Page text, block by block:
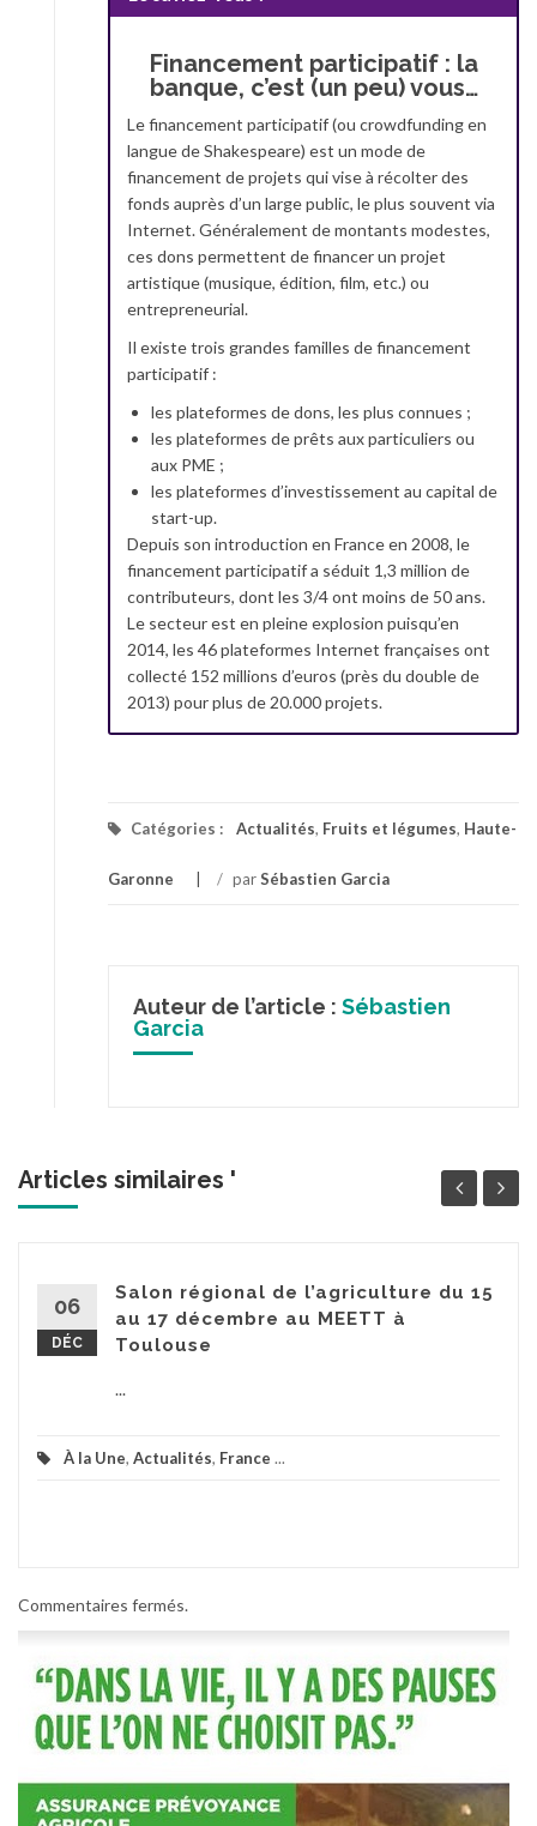
Financement participatif : la
banque, c’est (un peu) vous…
Le financement participatif (ou crowdfunding en
langue de Shakespeare) est un mode de
financement de projets qui vise à récolter des
fonds auprès d’un large public, le plus souvent via
Internet. Généralement de montants modestes,
ces dons permettent de financer un projet
artistique (musique, édition, film, etc.) ou
entrepreneurial.
Il existe trois grandes familles de financement
participatif :
les plateformes de dons, les plus connues ;
les plateformes de prêts aux particuliers ou
aux PME ;
les plateformes d’investissement au capital de
start-up.
Depuis son introduction en France en 2008, le
financement participatif a séduit 1,3 million de
contributeurs, dont les 3/4 ont moins de 50 ans.
Le secteur est en pleine explosion puisqu’en
2014, les 46 plateformes Internet françaises ont
collecté 152 millions d’euros (près du double de
2013) pour plus de 20.000 projets.
Catégories : Actualités, Fruits et légumes, Haute-
Garonne / parSébastien Garcia
Auteur de l’article : Sébastien
Garcia
Articles similaires '
06
DÉC
Salon régional de l’agriculture du 15
au 17 décembre au MEETT à
Toulouse
...
À la Une, Actualités, France ...
Commentaires fermés.